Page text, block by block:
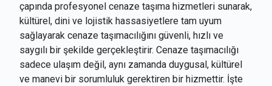
çapında profesyonel cenaze taşıma hizmetleri sunarak,
kültürel, dini ve lojistik hassasiyetlere tam uyum
sağlayarak cenaze taşımacılığını güvenli, hızlı ve
saygılı bir şekilde gerçekleştirir. Cenaze taşımacılığı
sadece ulaşım değil, aynı zamanda duygusal, kültürel
ve manevi bir sorumluluk gerektiren bir hizmettir. İşte